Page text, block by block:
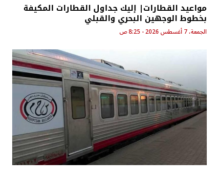
مواعيد القطارات| إليك جداول القطارات المكيفة
بخطوط الوجهين البحري والقبلي
الجمعة، 7 أغسطس 2026 - 8:25 ص